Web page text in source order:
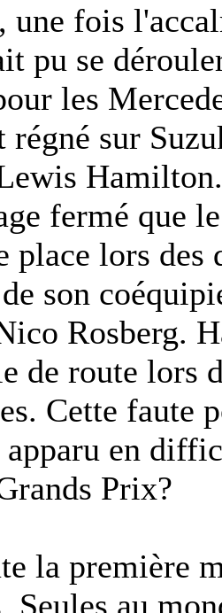
une fois
pu se
les
régné sur
fermé que
place lors
son
Rosberg.
de route lors
Cette faute
en
Prix?
la première
Seules au